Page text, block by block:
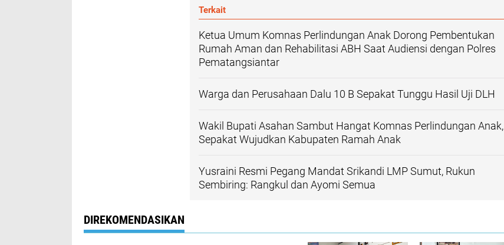
Terkait
Ketua Umum Komnas Perlindungan Anak Dorong Pembentukan
Rumah Aman dan Rehabilitasi ABH Saat Audiensi dengan Polres
Pematangsiantar
Warga dan Perusahaan Dalu 10 B Sepakat Tunggu Hasil Uji DLH
Wakil Bupati Asahan Sambut Hangat Komnas Perlindungan Anak,
Sepakat Wujudkan Kabupaten Ramah Anak
Yusraini Resmi Pegang Mandat Srikandi LMP Sumut, Rukun
Sembiring: Rangkul dan Ayomi Semua
DIREKOMENDASIKAN